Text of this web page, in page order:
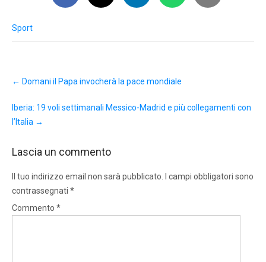
Sport
navigation
← Domani il Papa invocherà la pace mondiale
Iberia: 19 voli settimanali Messico-Madrid e più collegamenti con
l’Italia →
Lascia un commento
Il tuo indirizzo email non sarà pubblicato.
I campi obbligatori sono
contrassegnati *
Commento *